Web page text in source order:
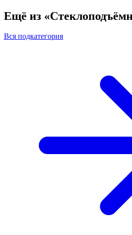
Ещё из
Вся подкатегория